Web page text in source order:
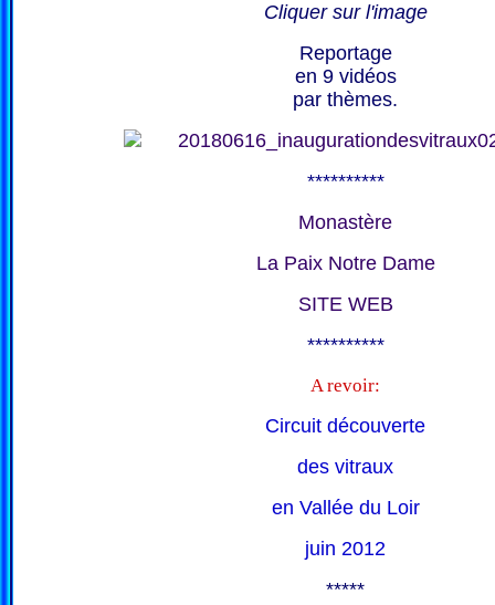
Cliquer sur l'image
Reportage
en 9 vidéos
par thèmes.
**********
Monastère
La Paix Notre Dame
SITE WEB
**********
A revoir:
Circuit découverte
des vitraux
en Vallée du Loir
juin 2012
*****